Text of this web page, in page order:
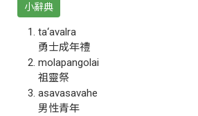
小辭典
ta‘avalra
勇士成年禮
molapangolai
祖靈祭
asavasavahe
男性青年